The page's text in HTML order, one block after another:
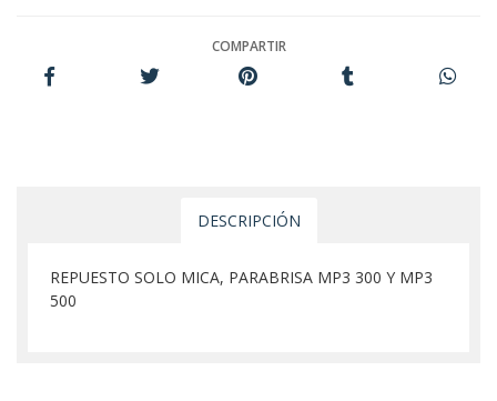
COMPARTIR
DESCRIPCIÓN
REPUESTO SOLO MICA, PARABRISA MP3 300 Y MP3
500